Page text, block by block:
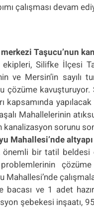
çalışması devam
Taşucu’nun
ekipleri, Silifke İlçesi
ve Mersin’in sayılı
çözüme
kapsamında
Mahallelerinin
kanalizasyon sorunu
Mahallesi’nde
önemli bir tatil beldesi
Mahallesi’nde
bacası ve 1 adet
şebekesi inşaatı,